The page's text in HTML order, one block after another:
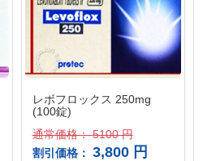
レボフロックス 250mg
(100錠)
通常価格：5100 円
割引価格： 3,800 円